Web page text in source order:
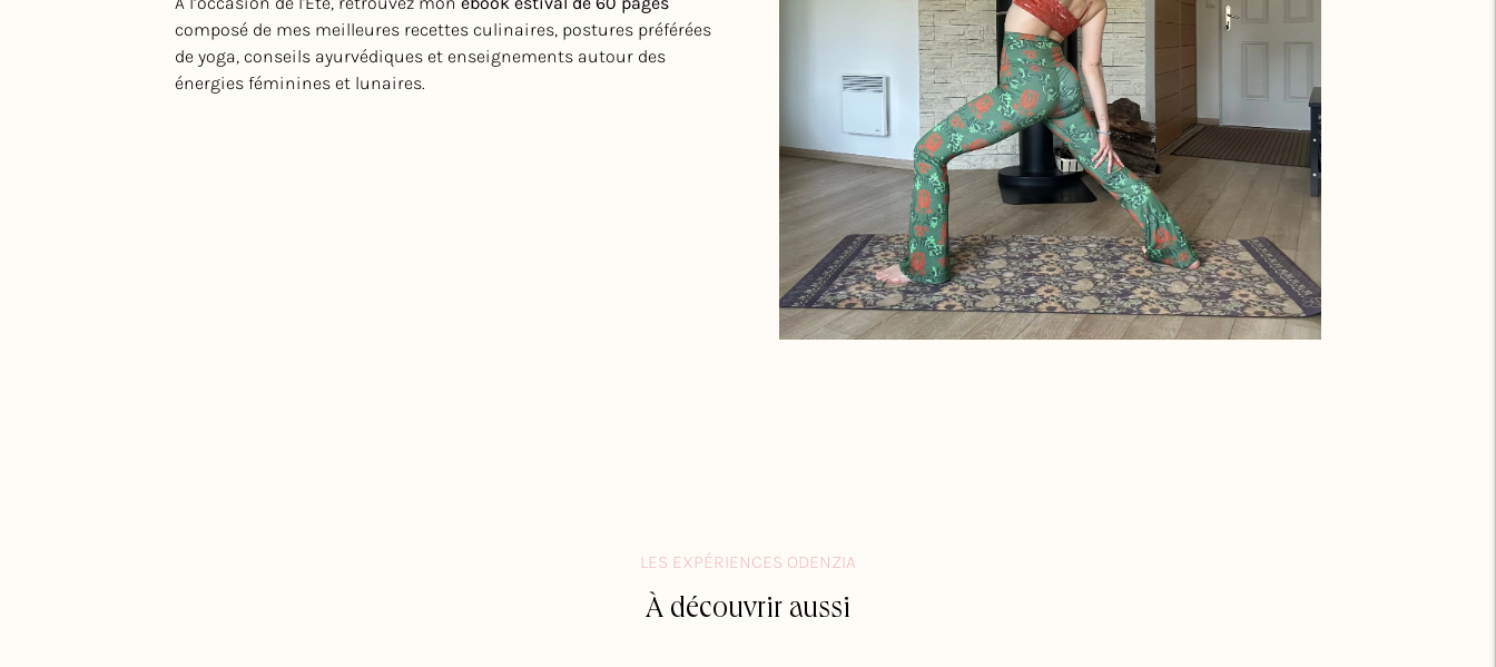
composé de mes meilleures recettes culinaires, postures préférées
de yoga, conseils ayurvédiques et enseignements autour des
énergies féminines et lunaires.
LES EXPÉRIENCES ODENZIA
À découvrir aussi